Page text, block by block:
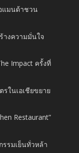
แมนด้าชวน
างความมั่นใจ
Impact ครั้งที่
ในเอเชียขยาย
Restaurant”
รรมเย็นทั่วหล้า